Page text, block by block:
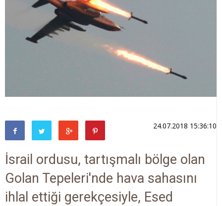
24.07.2018 15:36:10
İsrail ordusu, tartışmalı bölge olan
Golan Tepeleri'nde hava sahasını
ihlal ettiği gerekçesiyle, Esed